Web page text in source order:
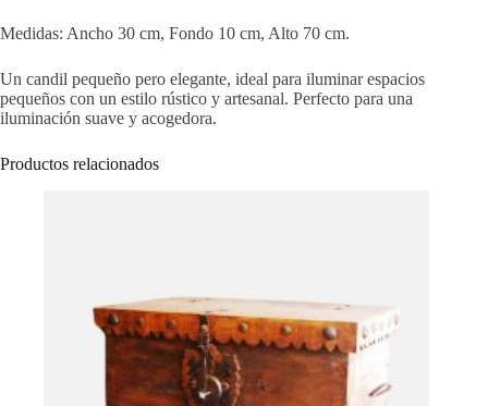
Medidas: Ancho 30 cm, Fondo 10 cm, Alto 70 cm.
Un candil pequeño pero elegante, ideal para iluminar espacios
pequeños con un estilo rústico y artesanal. Perfecto para una
iluminación suave y acogedora.
Productos relacionados